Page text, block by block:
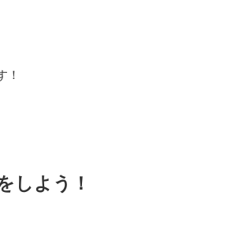
！
しよう！